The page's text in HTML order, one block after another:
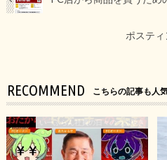
ポステ
RECOMMEND こちらの記事も人気
いーふらん社員の日々のつぶやき